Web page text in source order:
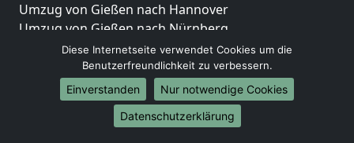
Umzug von Gießen nach Hannover
Umzug von Gießen nach Nürnberg
Umzug von Gießen nach Duisburg
Umzug von Gießen nach Bochum
Umzug von Gießen nach Wuppertal
Umzug von Gießen nach Bielefeld
Umzug von Gießen nach Bonn
Diese Internetseite verwendet Cookies um die
Benutzerfreundlichkeit zu verbessern.
Einverstanden
Nur notwendige Cookies
Datenschutzerklärung